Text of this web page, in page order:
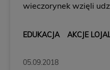
wieczorynek wzięli
o losach Słodziaków.
dzieciom na głos. ...
EDUKACJA AKCJE
05.09.2018